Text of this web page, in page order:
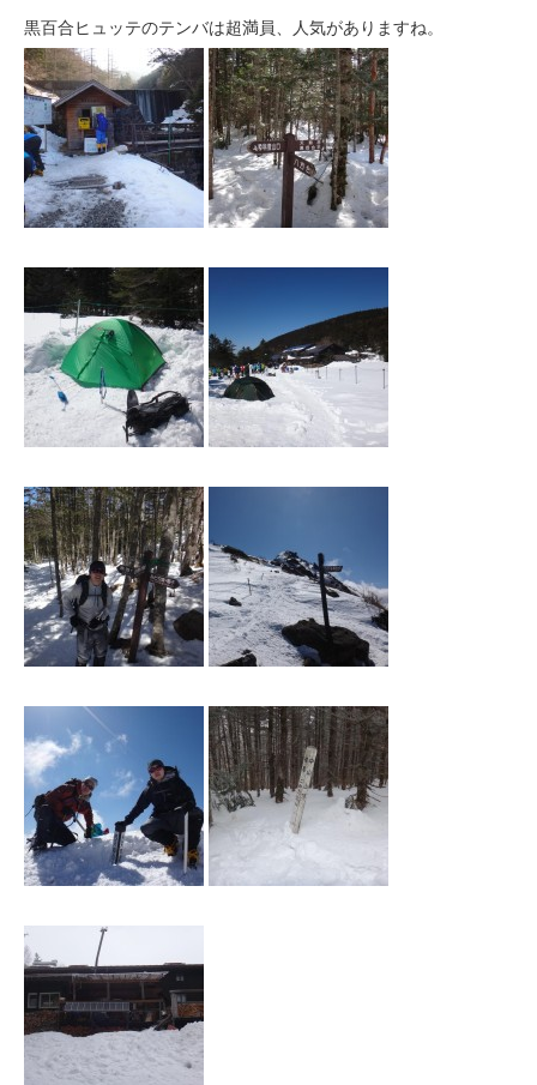
黒百合ヒュッテのテンバは超満員、人気がありますね。